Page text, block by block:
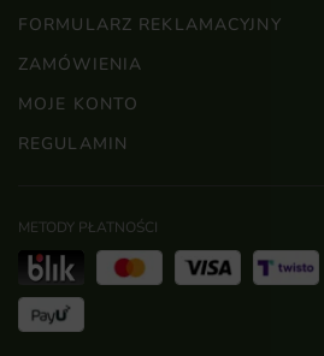
FORMULARZ REKLAMACYJNY
ZAMÓWIENIA
MOJE KONTO
REGULAMIN
METODY PŁATNOŚCI